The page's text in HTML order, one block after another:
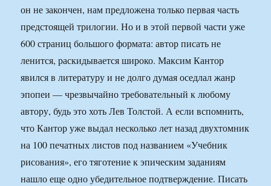
он не закончен, нам предложена только первая часть
предстоящей трилогии. Но и в этой первой части уже
600 страниц большого формата: автор писать не
ленится, раскидывается широко. Максим Кантор
явился в литературу и не долго думая оседлал жанр
эпопеи — чрезвычайно требовательный к любому
автору, будь это хоть Лев Толстой. А если вспомнить,
что Кантор уже выдал несколько лет назад двухтомник
на 100 печатных листов под названием «Учебник
рисования», его тяготение к эпическим заданиям
нашло еще одно убедительное подтверждение. Писать